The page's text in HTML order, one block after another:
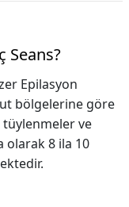
Seans?
Epilasyon
bölgelerine göre
tüylenmeler ve
8 ila 10